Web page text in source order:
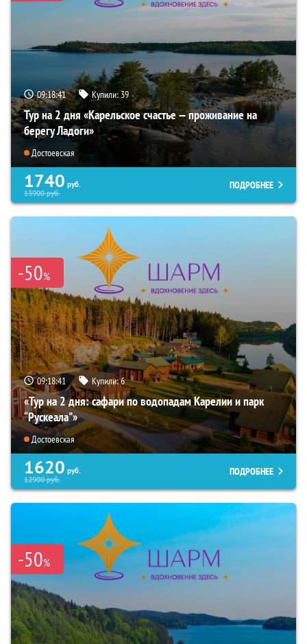
09:18:39 Купили:39
Тур на 2 дня «Карельское счастье — проживание на
берегу Ладоги»
Достоевская
1740 руб.
13900руб.
ПОДРОБНЕЕ
-50%
09:18:39 Купили:6
«Тур на 2 дня: сафари по водопадам Карелии и парк
“Рускеала"»
Достоевская
1620 руб.
12900руб.
ПОДРОБНЕЕ
-50%